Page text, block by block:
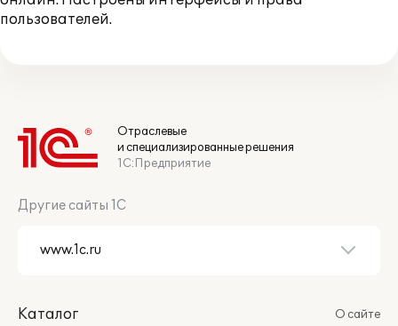
пользователей.
Отраслевые
и специализированные решения
1С:Предприятие
Другие сайты 1С
Каталог
О сайте